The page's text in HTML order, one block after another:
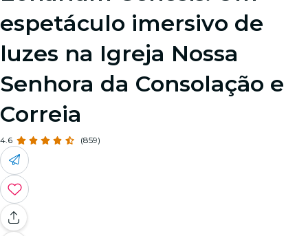
espetáculo imersivo de
luzes na Igreja Nossa
Senhora da Consolação e
Correia
4.6 (859)